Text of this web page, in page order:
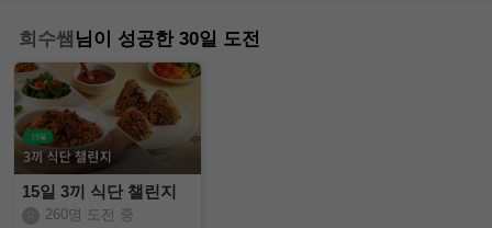
희수쌤 님이 성공한 30일 도전
15일 3끼 식단 챌린지
260명 도전 중